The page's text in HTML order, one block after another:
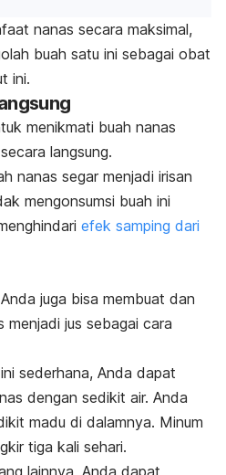
nanas secara maksimal,
buah satu ini sebagai obat
ini.
menikmati buah nanas
langsung.
nanas segar menjadi irisan
mengonsumsi buah ini
efek samping dari
Anda juga bisa membuat dan
menjadi jus sebagai cara
sederhana, Anda dapat
dengan sedikit air. Anda
madu di dalamnya. Minum
tiga kali sehari.
lainnya, Anda dapat